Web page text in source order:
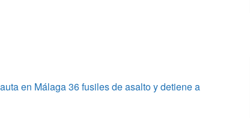
en Málaga 36 fusiles de asalto y detiene a